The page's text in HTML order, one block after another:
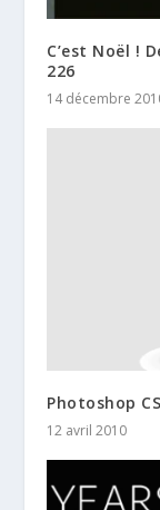
C’est Noël !
226
14 décembre
Photoshop
12 avril 2010